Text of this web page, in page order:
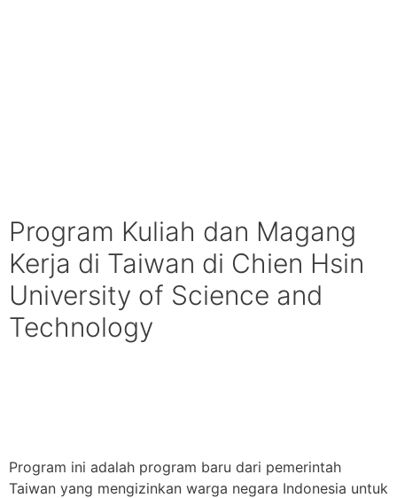
Program Kuliah dan Magang
Kerja di Taiwan di Chien Hsin
University of Science and
Technology
Program ini adalah program baru dari pemerintah
Taiwan yang mengizinkan warga negara Indonesia untuk